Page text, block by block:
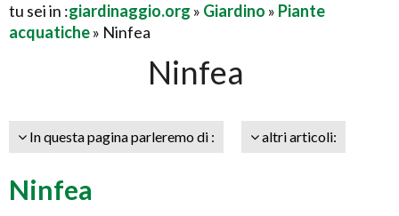
tu sei in :giardinaggio.org » Giardino » Piante
acquatiche» Ninfea
Ninfea
In questa pagina parleremo di : altri articoli:
Ninfea